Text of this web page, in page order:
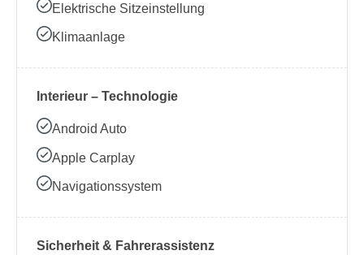
Elektrische Sitzeinstellung
Klimaanlage
Interieur – Technologie
Android Auto
Apple Carplay
Navigationssystem
Sicherheit & Fahrerassistenz